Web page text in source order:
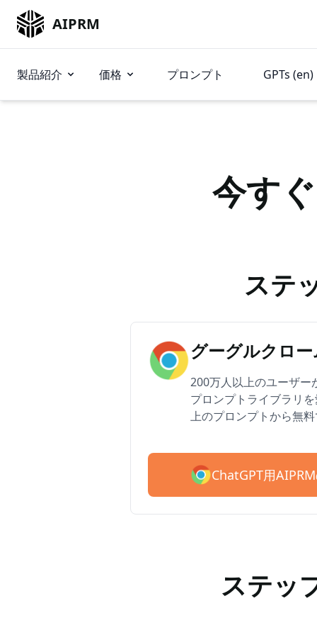
AIPRM
製品紹介 価格 プロンプト GPTs (en)
今す
ステ
グーグルクロ
200万人以上のユーザ
プロンプトライブラリ
上のプロンプトから無料
ChatGPT用
ステッ